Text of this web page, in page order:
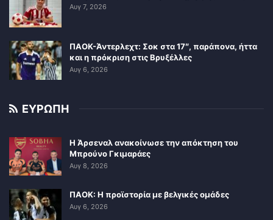
Αυγ 7, 2026
ΠΑΟΚ-Άντερλεχτ: Σοκ στα 17″, παράπονα, ήττα
και η πρόκριση στις Βρυξέλλες
Αυγ 6, 2026
ΕΥΡΩΠΗ
Η Άρσεναλ ανακοίνωσε την απόκτηση του
Μπρούνο Γκιμαράες
Αυγ 8, 2026
ΠΑΟΚ: Η προϊστορία με βελγικές ομάδες
Αυγ 6, 2026